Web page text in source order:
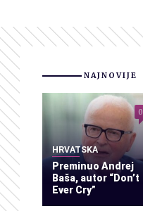
NAJNOVIJE
HRVATSKA
Preminuo Andrej
Baša, autor “Don’t
Ever Cry”
0